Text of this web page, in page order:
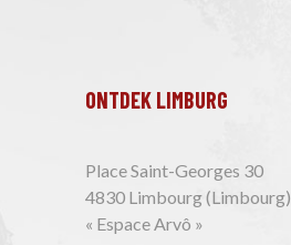
ONTDEK LIMBURG
Place Saint-Georges 30
4830 Limbourg (Limbourg)
« Espace Arvô »